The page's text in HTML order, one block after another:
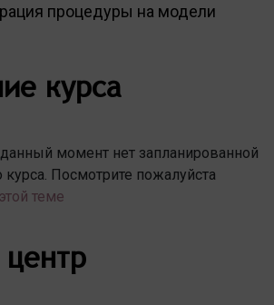
процедуры на модели
курса
момент нет запланированной
Посмотрите пожалуйста
теме